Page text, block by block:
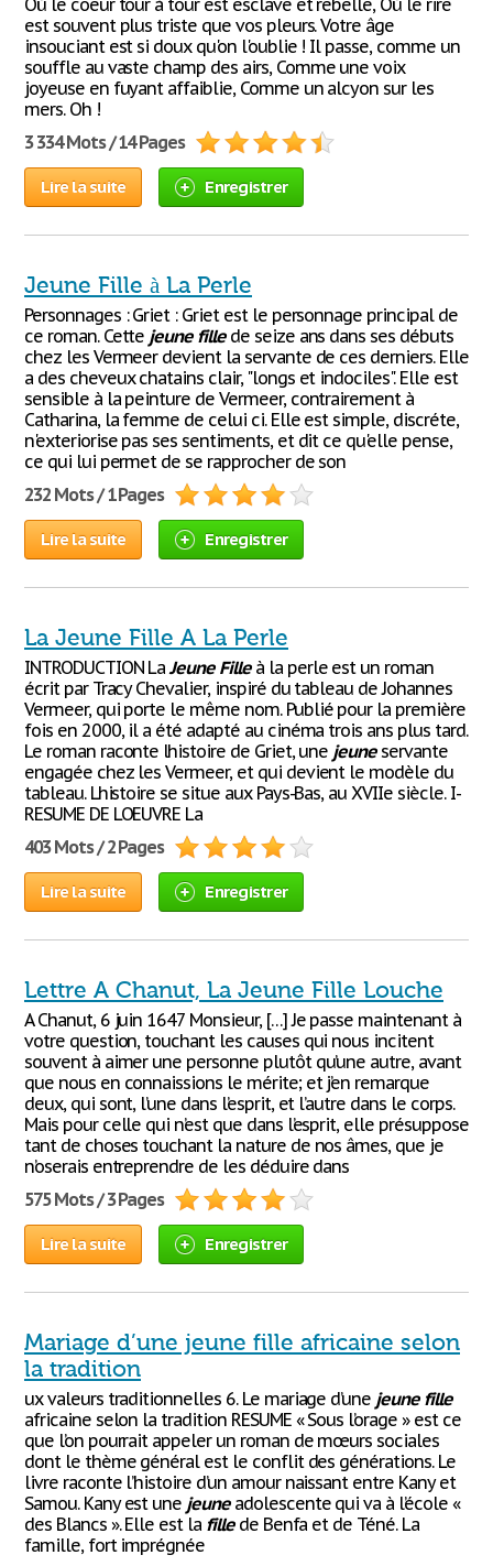
Où le coeur tour à tour est esclave et rebelle, Où le rire
est souvent plus triste que vos pleurs. Votre âge
insouciant est si doux qu'on l'oublie ! Il passe, comme un
souffle au vaste champ des airs, Comme une voix
joyeuse en fuyant affaiblie, Comme un alcyon sur les
mers. Oh !
3 334 Mots / 14 Pages
Lire la suite Enregistrer
Jeune Fille à La Perle
Personnages : Griet : Griet est le personnage principal de
ce roman. Cette jeune fillede seize ans dans ses débuts
chez les Vermeer devient la servante de ces derniers. Elle
a des cheveux chatains clair, "longs et indociles". Elle est
sensible à la peinture de Vermeer, contrairement à
Catharina, la femme de celui ci. Elle est simple, discréte,
n'exteriorise pas ses sentiments, et dit ce qu'elle pense,
ce qui lui permet de se rapprocher de son
232 Mots / 1 Pages
Lire la suite Enregistrer
La Jeune Fille A La Perle
INTRODUCTION LaJeune Filleà la perle est un roman
écrit par Tracy Chevalier, inspiré du tableau de Johannes
Vermeer, qui porte le même nom. Publié pour la première
fois en 2000, il a été adapté au cinéma trois ans plus tard.
Le roman raconte lhistoire de Griet, une jeuneservante
engagée chez les Vermeer, et qui devient le modèle du
tableau. Lhistoire se situe aux Pays-Bas, au XVIIe siècle. I-
RESUME DE LOEUVRE La
403 Mots / 2 Pages
Lire la suite Enregistrer
Lettre A Chanut, La Jeune Fille Louche
A Chanut, 6 juin 1647 Monsieur, […] Je passe maintenant à
votre question, touchant les causes qui nous incitent
souvent à aimer une personne plutôt qu’une autre, avant
que nous en connaissions le mérite; et j’en remarque
deux, qui sont, l’une dans l’esprit, et l’autre dans le corps.
Mais pour celle qui n’est que dans l’esprit, elle présuppose
tant de choses touchant la nature de nos âmes, que je
n’oserais entreprendre de les déduire dans
575 Mots / 3 Pages
Lire la suite Enregistrer
Mariage d’une jeune fille africaine selon
la tradition
ux valeurs traditionnelles 6. Le mariage d’une jeune fille
africaine selon la tradition RESUME « Sous l’orage » est ce
que l’on pourrait appeler un roman de mœurs sociales
dont le thème général est le conflit des générations. Le
livre raconte l’histoire d’un amour naissant entre Kany et
Samou. Kany est une jeuneadolescente qui va à l’école «
des Blancs ». Elle est la fillede Benfa et de Téné. La
famille, fort imprégnée